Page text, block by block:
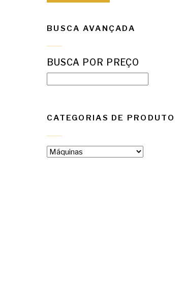
BUSCA AVANÇADA
BUSCA POR PREÇO
CATEGORIAS DE PRODUTO